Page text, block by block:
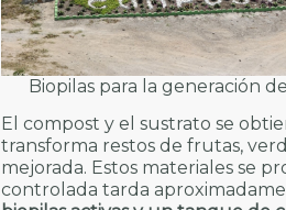
Biopilas para la generación
El compost y el sustrato se
transforma restos de frutas,
mejorada. Estos materiales se
controlada tarda